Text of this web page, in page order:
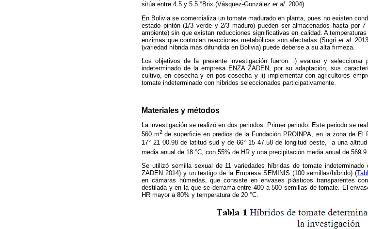
sitúa entre 4.5 y 5.5 °Brix (Vásquez-González et al. 2004).
En Bolivia se comercializa un tomate madurado en planta, pues no existen
estado pintón (1/3 verde y 2/3 maduro) pueden ser almacenados hasta por
ambiente) sin que existan reducciones significativas en calidad. A
enzimas que controlan reacciones metabólicas son afectadas (Sugri et al.
(variedad híbrida más difundida en Bolivia) puede deberse a su alta firmeza.
Los objetivos de la presente investigación fueron: i) evaluar y seleccionar
indeterminado de la empresa ENZA ZADEN, por su adaptación, sus
cultivo, en cosecha y en pos-cosecha y ii) implementar con agricultores
tomate indeterminado con híbridos seleccionados participativamente.
Materiales y métodos
La investigación se realizó en dos periodos. Primer periodo. Este periodo se
560 m2 de superficie en predios de la Fundación PROINPA, en la zona de El
17° 21 00.98 de latitud sud y de 66° 15 47.58 de longitud oeste, a una
media anual de 18 °C, con 55% de HR y una precipitación media anual de 569.9
Se utilizó semilla sexual de 11 variedades híbridas de tomate
ZADEN 2014) y un testigo de la Empresa SEMINIS (100 semillas/híbrido) (
en cámaras húmedas, que consiste en envases plásticos transparentes
destilada y en la que se derrama entre 400 a 500 semillas de tomate. El
HR mayor a 80% y temperatura de 20 °C.